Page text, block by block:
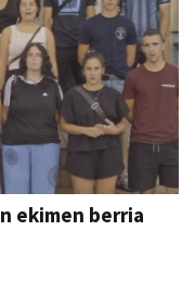
ekimen berria